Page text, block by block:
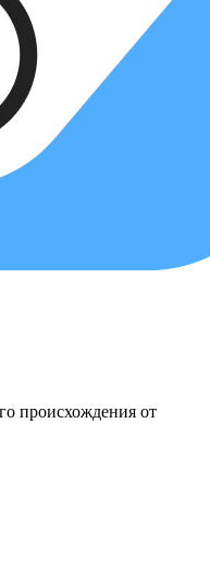
происхождения от